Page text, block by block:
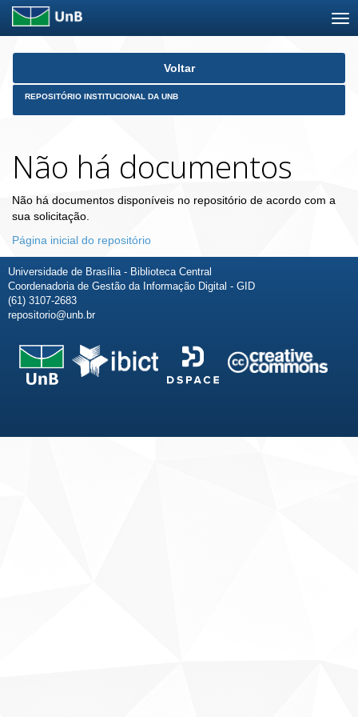
Skip
Voltar
REPOSITÓRIO INSTITUCIONAL DA UNB
Não há documentos
Não há documentos disponíveis no repositório de acordo com a
sua solicitação.
Página inicial do repositório
Universidade de Brasília - Biblioteca Central
Coordenadoria de Gestão da Informação Digital - GID
(61) 3107-2683
repositorio@unb.br